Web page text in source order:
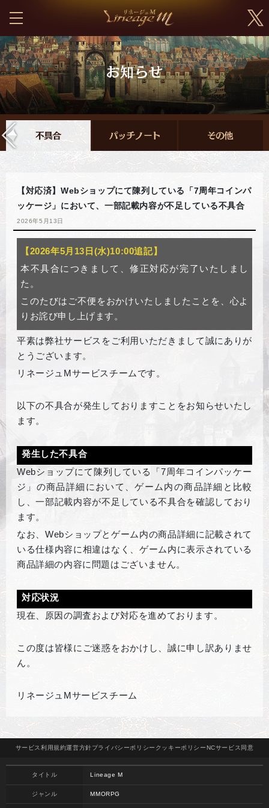
【対応済】Webショップにて陳列している「7周年コインパ
ッケージ」において、一部記載内容が不足している不具合
2026年5月13日
【2026年5月13日(水)10:00追記】
本不具合につきまして、修正対応が完了いたしまし
た。
このたびはご不便をおかけいたしましたことを、心よ
りお詫び申し上げます。
平素は弊社サービスをご利用いただきまして誠にありが
とうございます。
リネージュMサービスチームです。
以下の不具合が発生しておりますことをお知らせいたし
ます。
発生した不具合
Webショップにて陳列している「7周年コインパッケー
ジ」の商品詳細において、ゲーム内の商品詳細と比較
し、一部記載内容が不足している不具合を確認しており
ます。
なお、Webショップとゲーム内の商品詳細に記載されて
いる仕様内容に相違はなく、ゲーム内に表示されている
商品詳細の内容に問題はございません。
対応状況
現在、原因の調査および対応を進めております。
この度は皆様にご迷惑をおかけし、誠に申し訳ありませ
ん。
リネージュMサービスチーム
サービス 利用規約運営方針プライバシーポリシー クッキーポリシーNCサービス 同意
タイトル Lineage M
ジャンル MMORPG